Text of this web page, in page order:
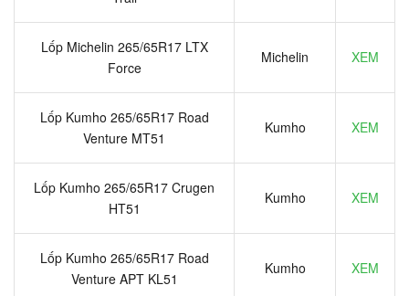
Lốp Michelin 265/65R17 LTX
Force
Michelin XEM
Lốp Kumho 265/65R17 Road
Venture MT51
Kumho XEM
Lốp Kumho 265/65R17 Crugen
HT51
Kumho XEM
Lốp Kumho 265/65R17 Road
Venture APT KL51
Kumho XEM